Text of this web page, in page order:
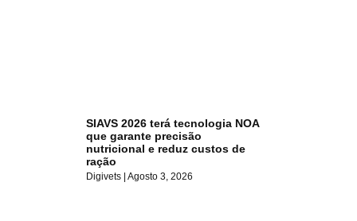
SIAVS 2026 terá tecnologia NOA
que garante precisão
nutricional e reduz custos de
ração
Digivets Agosto 3, 2026